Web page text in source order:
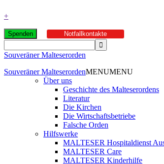
+
Spenden Notfallkontakte
Souveräner Malteserorden
Souveräner MalteserordenMENUMENU
Über uns
Geschichte des Malteserordens
Literatur
Die Kirchen
Die Wirtschaftsbetriebe
Falsche Orden
Hilfswerke
MALTESER Hospitaldienst
MALTESER Care
MALTESER Kinderhilfe